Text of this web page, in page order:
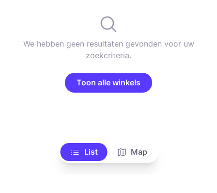
We hebben geen resultaten gevonden voor uw
zoekcriteria.
Toon alle winkels
List Map